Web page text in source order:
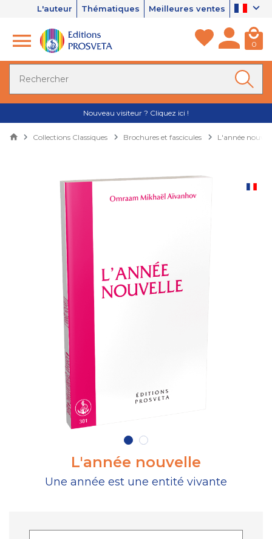
L'auteur Thématiques Meilleures ventes
0
Nouveau visiteur ? Cliquez ici !
Collections Classiques Brochures et fascicules L'année
L'année nouvelle
Une année est une entité vivante